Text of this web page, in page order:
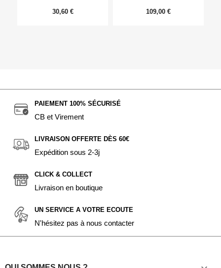
30,60 € 109,00 €
PAIEMENT 100% SÉCURISÉ
CB et Virement
LIVRAISON OFFERTE DÈS 60€
Expédition sous 2-3j
CLICK & COLLECT
Livraison en boutique
UN SERVICE A VOTRE ECOUTE
N'hésitez pas à nous contacter